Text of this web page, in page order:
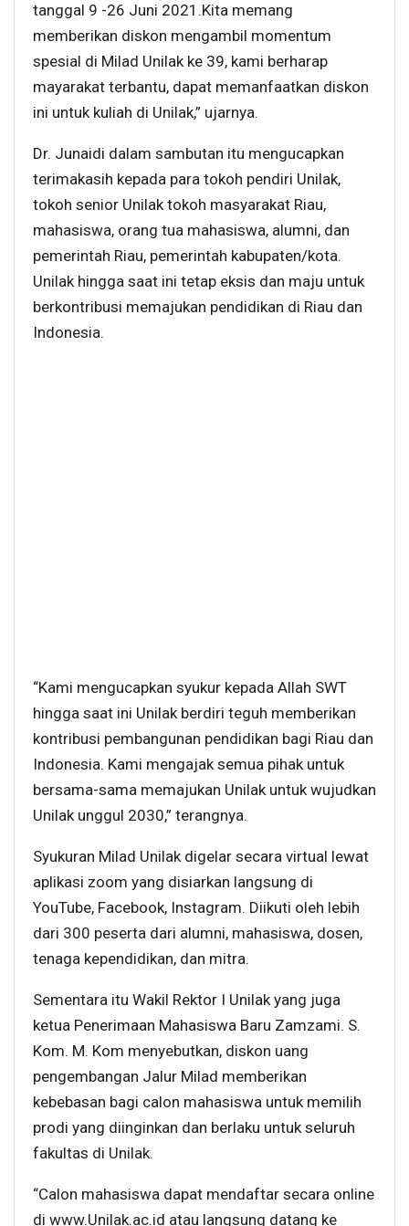
tanggal 9 -26 Juni 2021.Kita memang
memberikan diskon mengambil momentum
spesial di Milad Unilak ke 39, kami berharap
mayarakat terbantu, dapat memanfaatkan diskon
ini untuk kuliah di Unilak,” ujarnya.
Dr. Junaidi dalam sambutan itu mengucapkan
terimakasih kepada para tokoh pendiri Unilak,
tokoh senior Unilak tokoh masyarakat Riau,
mahasiswa, orang tua mahasiswa, alumni, dan
pemerintah Riau, pemerintah kabupaten/kota.
Unilak hingga saat ini tetap eksis dan maju untuk
berkontribusi memajukan pendidikan di Riau dan
Indonesia.
“Kami mengucapkan syukur kepada Allah SWT
hingga saat ini Unilak berdiri teguh memberikan
kontribusi pembangunan pendidikan bagi Riau dan
Indonesia. Kami mengajak semua pihak untuk
bersama-sama memajukan Unilak untuk wujudkan
Unilak unggul 2030,” terangnya.
Syukuran Milad Unilak digelar secara virtual lewat
aplikasi zoom yang disiarkan langsung di
YouTube, Facebook, Instagram. Diikuti oleh lebih
dari 300 peserta dari alumni, mahasiswa, dosen,
tenaga kependidikan, dan mitra.
Sementara itu Wakil Rektor I Unilak yang juga
ketua Penerimaan Mahasiswa Baru Zamzami. S.
Kom. M. Kom menyebutkan, diskon uang
pengembangan Jalur Milad memberikan
kebebasan bagi calon mahasiswa untuk memilih
prodi yang diinginkan dan berlaku untuk seluruh
fakultas di Unilak.
“Calon mahasiswa dapat mendaftar secara online
di www.Unilak.ac.id atau langsung datang ke